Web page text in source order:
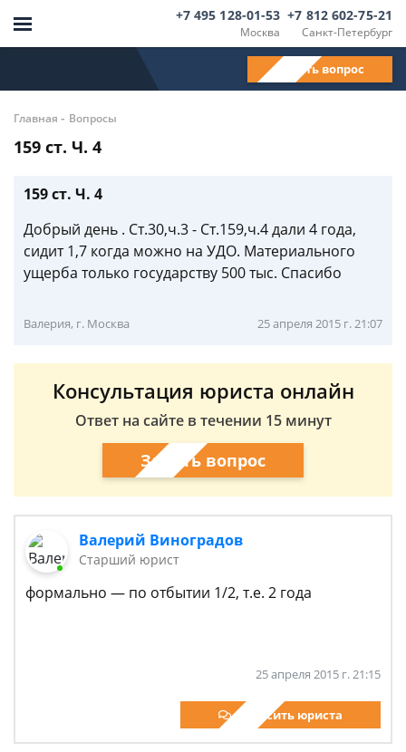
Москва
+7 495 128-01-53
Санкт-Петербург
+7 812 602-75-21
Задать вопрос
Главная - Вопросы
159 ст. Ч. 4
159 ст. Ч. 4
Добрый день . Ст.30,ч.3 - Cт.159,ч.4 дали 4 года,
сидит 1,7 когда можно на УДО. Материального
ущерба только государству 500 тыс. Спасибо
Валерия, г. Москва 25 апреля 2015 г. 21:07
Консультация юриста онлайн
Ответ на сайте в течении 15 минут
Задать вопрос
Валерий Виноградов
Старший юрист
формально — по отбытии 1/2, т.е. 2 года
25 апреля 2015 г. 21:15
Спросить юриста